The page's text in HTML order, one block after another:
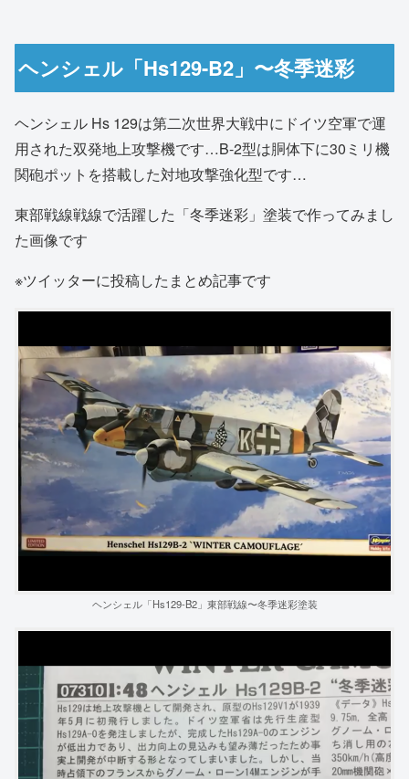
ヘンシェル「Hs129-B2」〜冬季迷彩
ヘンシェル Hs 129は第二次世界大戦中にドイツ空軍で運
用された双発地上攻撃機です…B-2型は胴体下に30ミリ機
関砲ポットを搭載した対地攻撃強化型です…
東部戦線戦線で活躍した「冬季迷彩」塗装で作ってみまし
た画像です
※ツイッターに投稿したまとめ記事です
ヘンシェル「Hs129-B2」東部戦線〜冬季迷彩塗装